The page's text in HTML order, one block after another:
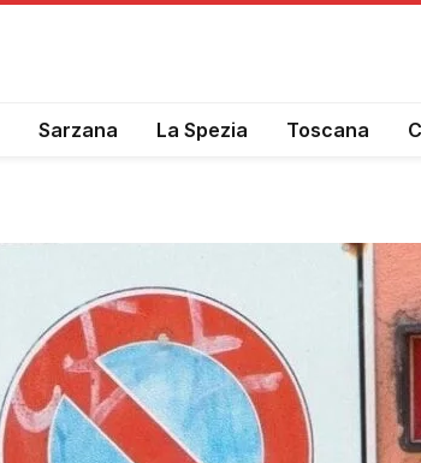
Sarzana La Spezia Toscana